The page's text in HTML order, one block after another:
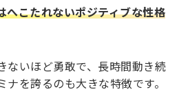
へこたれないポジティブな性格
ないほど勇敢で、長時間動き続
を誇るのも大きな特徴です。